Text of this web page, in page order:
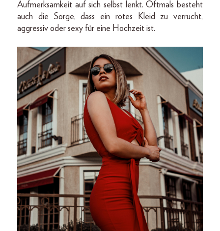
Aufmerksamkeit auf sich selbst lenkt. Oftmals besteht
auch die Sorge, dass ein rotes Kleid zu verrucht,
aggressiv oder sexy für eine Hochzeit ist.